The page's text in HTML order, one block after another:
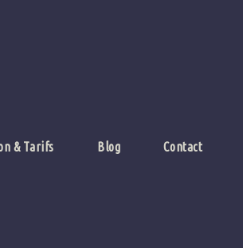
& Tarifs Blog Contact